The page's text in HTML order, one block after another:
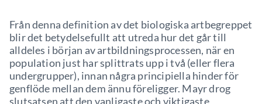
Från denna definition av det biologiska artbegreppet
blir det betydelsefullt att utreda hur det går till
alldeles i början av artbildningsprocessen, när en
population just har splittrats upp i två (eller flera
undergrupper), innan några principiella hinder för
genflöde mellan dem ännu föreligger. Mayr drog
slutsatsen att den vanligaste och viktigaste